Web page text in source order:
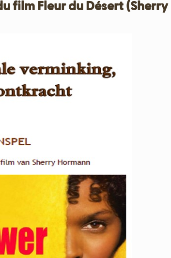
film Fleur du Désert